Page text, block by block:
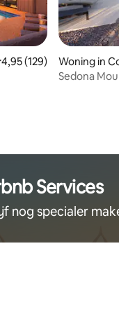
beoordeling
4,95 (129)
Woning in
Sedona
Services
nog specialer